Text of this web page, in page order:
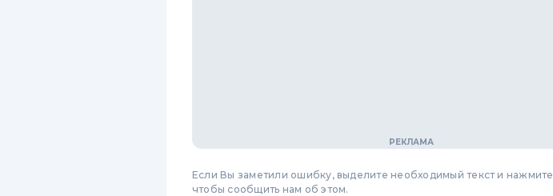
Если Вы заметили ошибку, выделите необходимый текст и нажмите
чтобы сообщить нам об этом.